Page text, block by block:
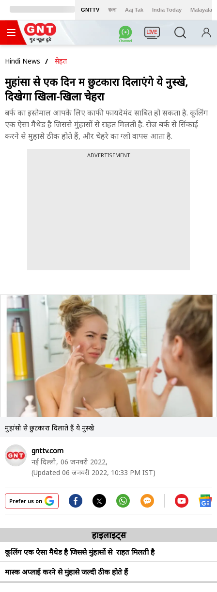
GNTTV বাংলা Aaj Tak India Today Malayalam
LIVE
Hindi News सेहत
मुहांसों से एक दिन में छुटकारा दिलाएंगे ये नुस्खे,
दिखेगा खिला-खिला चेहरा
बर्फ का इस्तेमाल आपके लिए काफी फायदेमंद साबित हो सकता है. कूलिंग
एक ऐसा मैथेड है जिससे मुंहासों से राहत मिलती है. रोज बर्फ से सिंकाई
करने से मुहासे ठीक होते हैं, और चेहरे का ग्लो वापस आता है.
ADVERTISEMENT
मुहांसो से छुटकारा दिलाते हैं ये नुस्खे
gnttv.com
नई दिल्ली, 06 जनवरी 2022,
(Updated 06 जनवरी 2022, 10:33 PM IST)
Prefer us on
हाइलाइट्स
कूलिंग एक ऐसा मैथेड है जिससे मुंहासों से राहत मिलती है
मास्क अप्लाई करने से मुंहासे जल्दी ठीक होते हैं